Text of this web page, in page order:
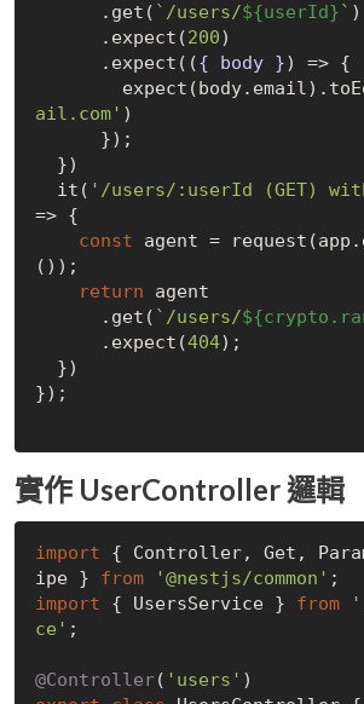
      .get(
`/users/${userId} ` )
      .expect(
200)
      .expect(
({ body }) => {
ail.com' )
  it(
'/users/:userId (GET)
=> {
const agent =
());
return agent
      .get(
`/users/
      .expect(
404);
});
實作 UserController 邏輯
import { Controller, Get,
ipe } from '@nestjs/common'
import { UsersService } from
ce' ;
@Controller( 'users'